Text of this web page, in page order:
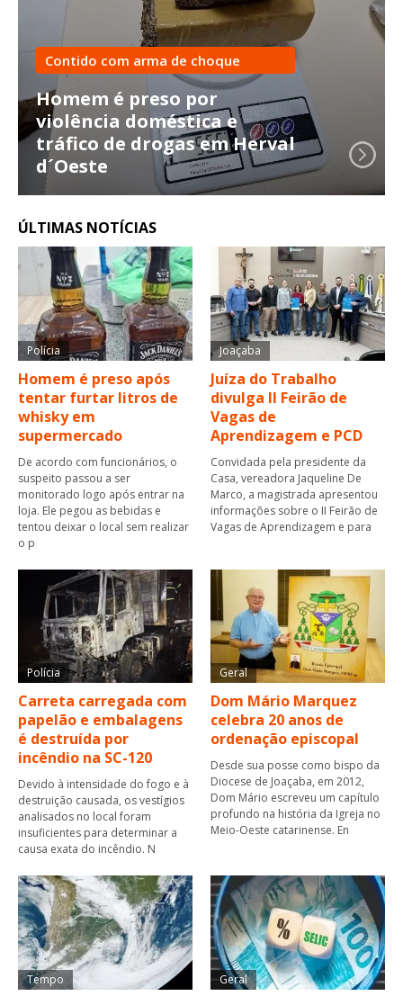
Contido com arma de choque
Homem é preso por
violência doméstica e
tráfico de drogas em Herval
d´Oeste
ÚLTIMAS NOTÍCIAS
Polícia
Homem é preso após
tentar furtar litros de
whisky em
supermercado
De acordo com funcionários, o
suspeito passou a ser
monitorado logo após entrar na
loja. Ele pegou as bebidas e
tentou deixar o local sem realizar
o p
Joaçaba
Juíza do Trabalho
divulga II Feirão de
Vagas de
Aprendizagem e PCD
Convidada pela presidente da
Casa, vereadora Jaqueline De
Marco, a magistrada apresentou
informações sobre o II Feirão de
Vagas de Aprendizagem e para
Polícia
Carreta carregada com
papelão e embalagens
é destruída por
incêndio na SC-120
Devido à intensidade do fogo e à
destruição causada, os vestígios
analisados no local foram
insuficientes para determinar a
causa exata do incêndio. N
Geral
Dom Mário Marquez
celebra 20 anos de
ordenação episcopal
Desde sua posse como bispo da
Diocese de Joaçaba, em 2012,
Dom Mário escreveu um capítulo
profundo na história da Igreja no
Meio-Oeste catarinense. En
Tempo Geral